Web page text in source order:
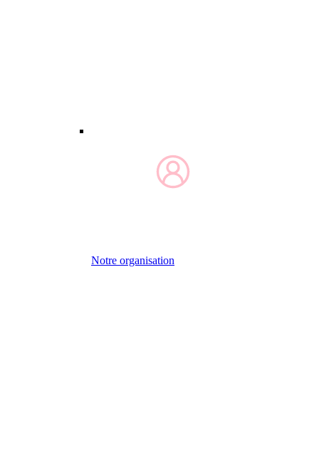
Notre organisation